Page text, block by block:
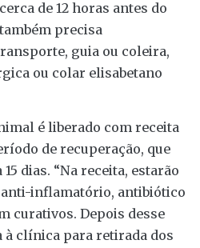
de 12 horas antes do
precisa
guia ou coleira,
ou colar elisabetano
é liberado com receita
de recuperação, que
dias. “Na receita, estarão
inflamatório, antibiótico
curativos. Depois desse
clínica para retirada dos